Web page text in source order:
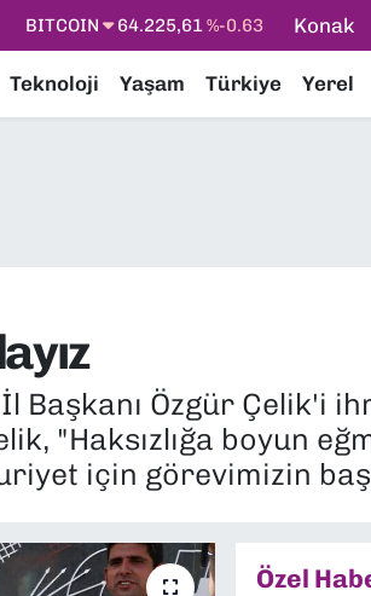
DOLAR 47,7143%0.16
STERLİN
64,2463%0.07
Konak
Teknoloji Yaşam Türkiye Yerel
Başkanı Özgür Çelik'i
"Haksızlığa boyun
için görevimizin
Özel